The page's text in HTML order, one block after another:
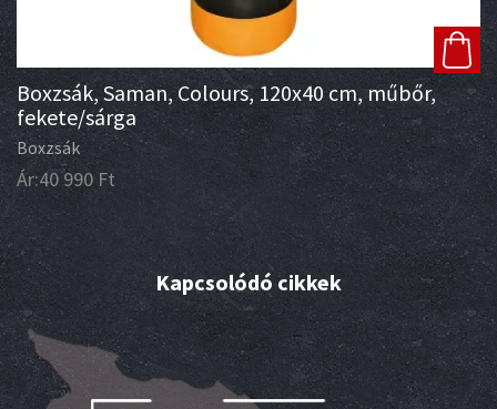
Boxzsák, Saman, Colours, 120x40 cm, műbőr,
fekete/sárga
Boxzsák
Ár:40 990 Ft
Kapcsolódó cikkek